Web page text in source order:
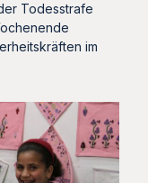
Todesstrafe
im